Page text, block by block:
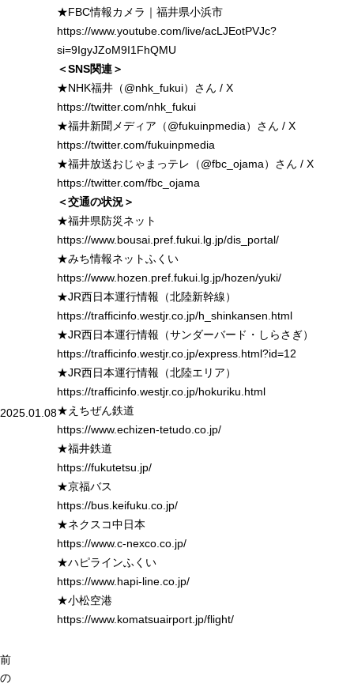
2025.01.08
★FBC情報カメラ｜福井県小浜市
https://www.youtube.com/live/acLJEotPVJc?
si=9IgyJZoM9I1FhQMU
＜SNS関連＞
★NHK福井（@nhk_fukui）さん / X
https://twitter.com/nhk_fukui
★福井新聞メディア（@fukuinpmedia）さん / X
https://twitter.com/fukuinpmedia
★福井放送おじゃまっテレ（@fbc_ojama）さん / X
https://twitter.com/fbc_ojama
＜交通の状況＞
★福井県防災ネット
https://www.bousai.pref.fukui.lg.jp/dis_portal/
★みち情報ネットふくい
https://www.hozen.pref.fukui.lg.jp/hozen/yuki/
★JR西日本運行情報（北陸新幹線）
https://trafficinfo.westjr.co.jp/h_shinkansen.html
★JR西日本運行情報（サンダーバード・しらさぎ）
https://trafficinfo.westjr.co.jp/express.html?id=12
★JR西日本運行情報（北陸エリア）
https://trafficinfo.westjr.co.jp/hokuriku.html
★えちぜん鉄道
https://www.echizen-tetudo.co.jp/
★福井鉄道
https://fukutetsu.jp/
★京福バス
https://bus.keifuku.co.jp/
★ネクスコ中日本
https://www.c-nexco.co.jp/
★ハピラインふくい
https://www.hapi-line.co.jp/
★小松空港
https://www.komatsuairport.jp/flight/
前
の